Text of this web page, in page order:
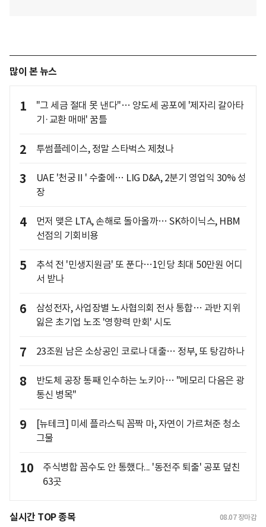
많이 본 뉴스
1
"그 세금 절대 못 낸다"… 양도세 공포에 '제자리 갈아타
기·교환 매매' 꿈틀
2 투썸플레이스, 정말 스타벅스 제쳤나
3
UAE '천궁Ⅱ' 수출에… LIG D&A, 2분기 영업익 30% 성
장
4
먼저 맺은 LTA, 손해로 돌아올까… SK하이닉스, HBM
선점의 기회비용
5
추석 전 '민생지원금' 또 푼다…1인당 최대 50만원 어디
서 받나
6
삼성전자, 사업장별 노사협의회 전사 통합… 과반 지위
잃은 초기업 노조 '영향력 만회' 시도
7 23조원 남은 소상공인 코로나 대출… 정부, 또 탕감하나
8
반도체 공장 통째 인수하는 노키아… "메모리 다음은 광
통신 병목"
9
[뉴테크] 미세 플라스틱 꼼짝 마, 자연이 가르쳐준 청소
그물
10
주식병합 꼼수도 안 통했다... '동전주 퇴출' 공포 덮친
63곳
실시간 TOP 종목 08.07 장마감